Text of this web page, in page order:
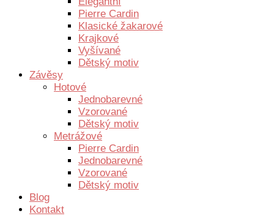
Pierre Cardin
Klasické žakarové
Krajkové
Vyšívané
Dětský motiv
Závěsy
Hotové
Jednobarevné
Vzorované
Dětský motiv
Metrážové
Pierre Cardin
Jednobarevné
Vzorované
Dětský motiv
Blog
Kontakt